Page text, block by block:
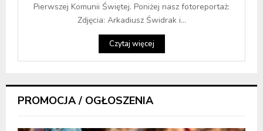
Pierwszej Komunii Świętej. Poniżej nasz fotoreportaż:
Zdjęcia: Arkadiusz Świdrak i...
Czytaj więcej
PROMOCJA / OGŁOSZENIA